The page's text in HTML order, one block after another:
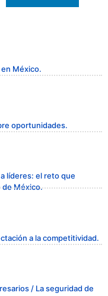
México.
oportunidades.
líderes: el reto que
México.
a la competitividad.
/ La seguridad de